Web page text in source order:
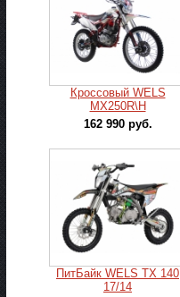
Кроссовый WELS
MX250R\H
162 990 руб.
ПитБайк WELS TX 140
17/14